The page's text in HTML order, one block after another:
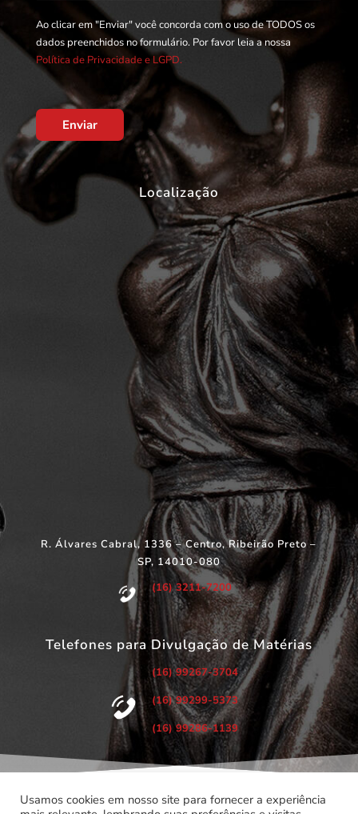
Ao clicar em "Enviar" você concorda com o uso de TODOS os
dados preenchidos no formulário. Por favor leia a nossa
Política de Privacidade e LGPD.
Enviar
Localização
R. Álvares Cabral, 1336 – Centro, Ribeirão Preto –
SP, 14010-080
(16) 3211-7200
Telefones para Divulgação de Matérias
(16) 99267-3704
(16) 99299-5373
(16) 99286-1139
Usamos cookies em nosso site para fornecer a experiência